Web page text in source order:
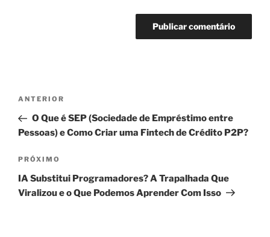
Navegação
Post
Post
anterior
ANTERIOR
O Que é SEP (Sociedade de Empréstimo entre
Pessoas) e Como Criar uma Fintech de Crédito P2P?
Próximo
post
PRÓXIMO
IA Substitui Programadores? A Trapalhada Que
Viralizou e o Que Podemos Aprender Com Isso